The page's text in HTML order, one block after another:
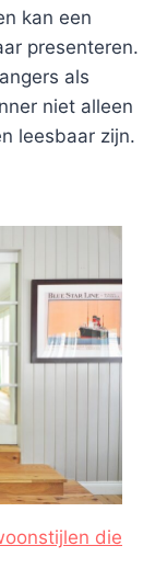
kan een
presenteren.
als
niet alleen
leesbaar zijn.
die